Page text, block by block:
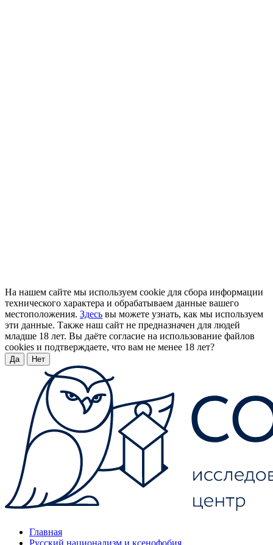
На нашем сайте мы используем cookie для сбора информации
технического характера и обрабатываем данные вашего
местоположения. Здесь вы можете узнать, как мы используем
эти данные. Также наш сайт не предназначен для людей
младше 18 лет. Вы даёте согласие на использование файлов
cookies и подтверждаете, что вам не менее 18 лет?
Да Нет
Главная